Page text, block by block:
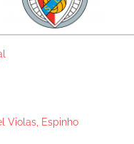
Violas, Espinho